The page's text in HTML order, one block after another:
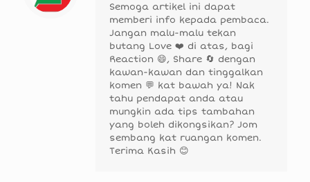
Semoga artikel ini dapat
memberi info kepada pembaca.
Jangan malu-malu tekan
butang Love ❤️ di atas, bagi
Reaction 😄, Share 🔄 dengan
kawan-kawan dan tinggalkan
komen 💬 kat bawah ya! Nak
tahu pendapat anda atau
mungkin ada tips tambahan
yang boleh dikongsikan? Jom
sembang kat ruangan komen.
Terima Kasih 😊